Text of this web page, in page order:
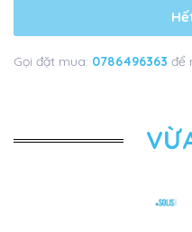
Gọi đặt mua: 0786496363 để